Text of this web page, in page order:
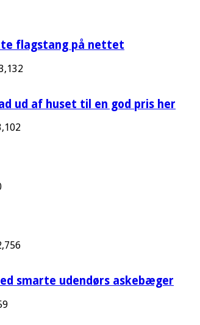
flagstang på nettet
ud af huset til en god pris her
smarte udendørs askebæger